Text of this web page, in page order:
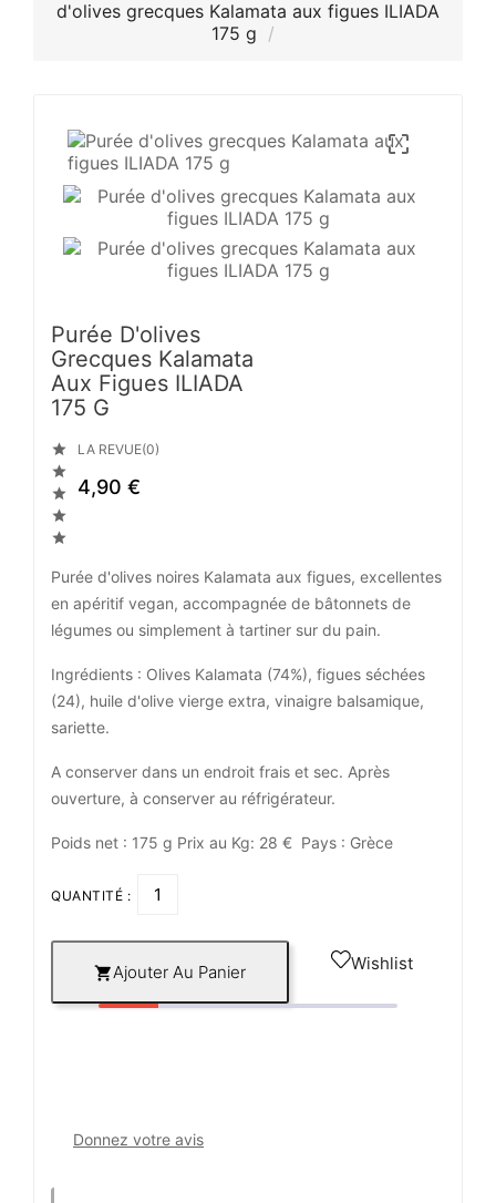
d'olives grecques Kalamata aux figues ILIADA
175 g

Purée D'olives
Grecques Kalamata
Aux Figues ILIADA
175 G





LA REVUE(0)
4,90 €
Purée d'olives noires Kalamata aux figues, excellentes
en apéritif vegan, accompagnée de bâtonnets de
légumes ou simplement à tartiner sur du pain.
Ingrédients : Olives Kalamata (74%), figues séchées
(24), huile d'olive vierge extra, vinaigre balsamique,
sariette.
A conserver dans un endroit frais et sec. Après
ouverture, à conserver au réfrigérateur.
Poids net : 175 g Prix au Kg: 28 € Pays : Grèce
QUANTITÉ :
Ajouter Au Panier Wishlist
Donnez votre avis